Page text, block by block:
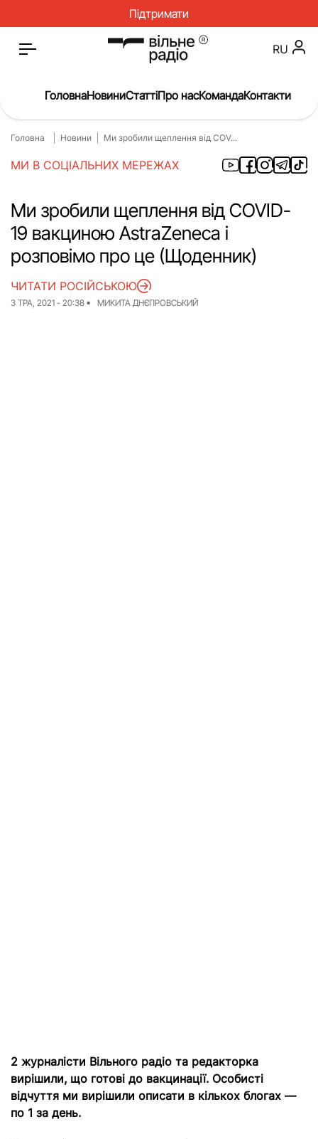
Підтримати
Головна
Окупація
Про нас
Війна
Гроші
Освіта
Інструкції
Медицина
ЖКГ
RU
ГоловнаНовиниСтаттіПро насКомандаКонтакти
Головна Новини Ми зробили щеплення від COV...
МИ В СОЦІАЛЬНИХ МЕРЕЖАХ
Ми зробили щеплення від COVID-
19 вакциною AstraZeneca і
розповімо про це (Щоденник)
3 ТРА, 2021 - 20:38 МИКИТА ДНЄПРОВСЬКИЙ
ЧИТАТИ РОСІЙСЬКОЮ
2 журналісти Вільного радіо та редакторка
вирішили, що готові до вакцинації. Особисті
відчуття ми вирішили описати в кількох блогах —
по 1 за день.